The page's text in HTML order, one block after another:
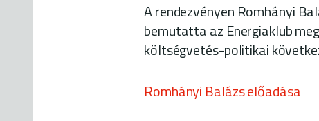
A rendezvényen Romhányi
bemutatta az Energiaklub
költségvetés-politikai
Romhányi Balázs előadása